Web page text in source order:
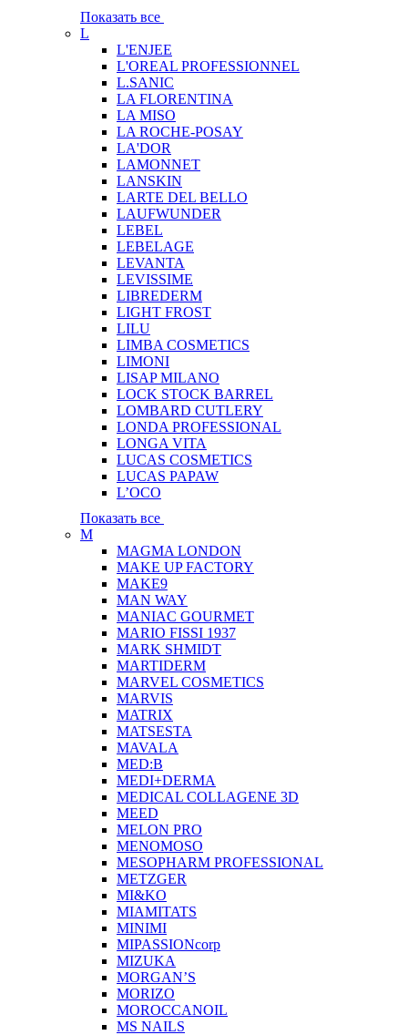
Показать все
L
L'ENJEE
L'OREAL PROFESSIONNEL
L.SANIC
LA FLORENTINA
LA MISO
LA ROCHE-POSAY
LA'DOR
LAMONNET
LANSKIN
LARTE DEL BELLO
LAUFWUNDER
LEBEL
LEBELAGE
LEVANTA
LEVISSIME
LIBREDERM
LIGHT FROST
LILU
LIMBA COSMETICS
LIMONI
LISAP MILANO
LOCK STOCK BARREL
LOMBARD CUTLERY
LONDA PROFESSIONAL
LONGA VITA
LUCAS COSMETICS
LUCAS PAPAW
L’OCO
Показать все
M
MAGMA LONDON
MAKE UP FACTORY
MAKE9
MAN WAY
MANIAC GOURMET
MARIO FISSI 1937
MARK SHMIDT
MARTIDERM
MARVEL COSMETICS
MARVIS
MATRIX
MATSESTA
MAVALA
MED:B
MEDI+DERMA
MEDICAL COLLAGENE 3D
MEED
MELON PRO
MENOMOSO
MESOPHARM PROFESSIONAL
METZGER
MI&KO
MIAMITATS
MINIMI
MIPASSIONcorp
MIZUKA
MORGAN’S
MORIZO
MOROCCANOIL
MS NAILS